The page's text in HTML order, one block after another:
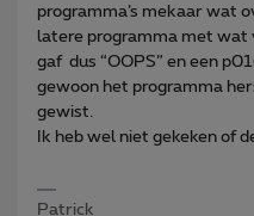
programma’s mekaar wat
latere programma met wat
gaf dus “OOPS” en een
gewoon het programma
gewist.
Ik heb wel niet gekeken of
Patrick